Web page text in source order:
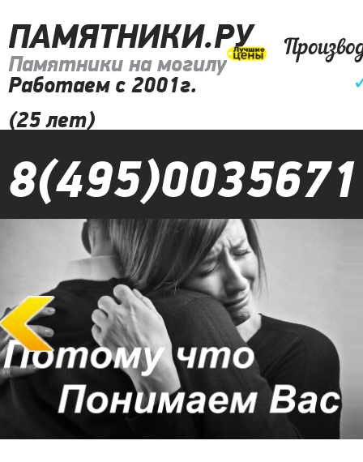
ПАМЯТНИКИ.РУ
Памятники на могилу
Работаем с 2001г.
(25 лет)
8(495)0035671